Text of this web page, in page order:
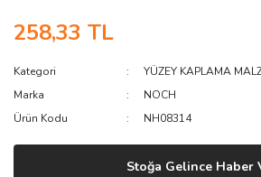
258,33 TL
Kategori
YÜZEY KAPLAMA
Marka
NOCH
Ürün Kodu
NH08314
Stoğa Gelince Haber